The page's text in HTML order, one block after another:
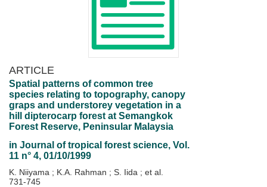
ARTICLE
Spatial patterns of common tree
species relating to topography, canopy
graps and understorey vegetation in a
hill dipterocarp forest at Semangkok
Forest Reserve, Peninsular Malaysia
in Journal of tropical forest science, Vol.
11 n° 4, 01/10/1999
K. Niiyama ; K.A. Rahman ; S. Iida ; et al.
731-745